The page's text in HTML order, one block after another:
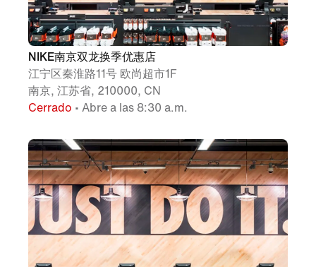
NIKE南京双龙换季优惠店
江宁区秦淮路11号 欧尚超市1F
南京, 江苏省, 210000, CN
Cerrado • Abre a las 8:30 a.m.